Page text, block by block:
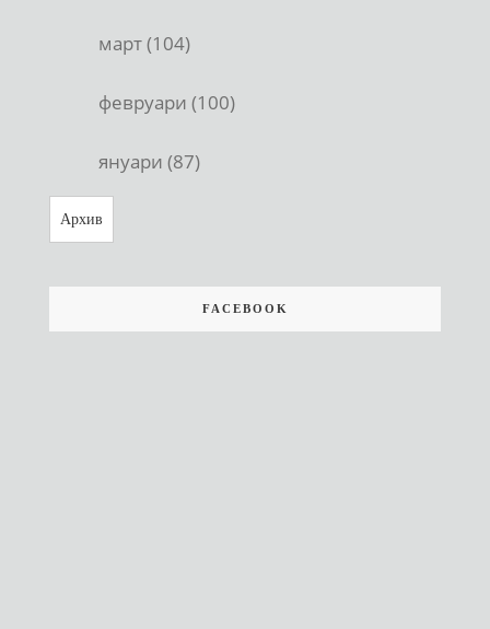
март (104)
февруари (100)
януари (87)
Архив
FACEBOOK